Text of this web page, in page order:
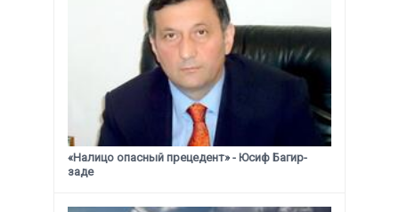
«Налицо опасный прецедент» - Юсиф Багир-
заде